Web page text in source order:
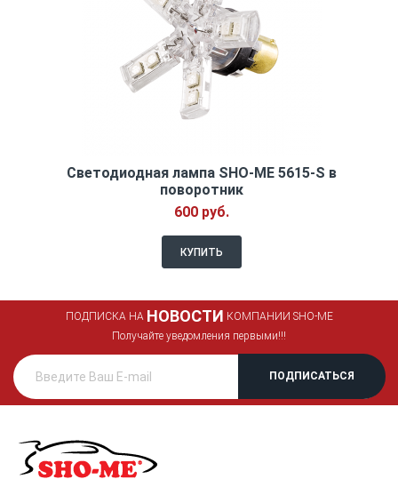
Светодиодная лампа SHO-ME 5615-S в
поворотник
600 руб.
КУПИТЬ
ПОДПИСКА НА НОВОСТИ КОМПАНИИ SHO-ME
Получайте уведомления первыми!!!